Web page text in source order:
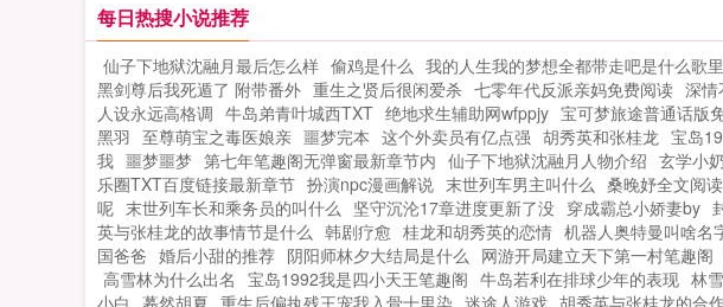
遗憾的机会...
每日热搜小说推荐
仙子下地狱沈融月最后怎么样 偷鸡是什么 我的人生我的梦想全都带走吧是什么歌
黑剑尊后我死遁了 附带番外 重生之贤后很闲爱杀 七零年代反派亲妈免费阅读 深情
人设永远高格调 牛岛弟青叶城西TXT 绝地求生辅助网wfppjy 宝可梦旅途普通话版
黑羽 至尊萌宝之毒医娘亲 噩梦完本 这个外卖员有亿点强 胡秀英和张桂龙 宝岛
我 噩梦噩梦 第七年笔趣阁无弹窗最新章节内 仙子下地狱沈融月人物介绍 玄学小
乐圈TXT百度链接最新章节 扮演npc漫画解说 末世列车男主叫什么 桑晚妤全文阅
呢 末世列车长和乘务员的叫什么 坚守沉沦17章进度更新了没 穿成霸总小娇妻by
英与张桂龙的故事情节是什么 韩剧疗愈 桂龙和胡秀英的恋情 机器人奥特曼叫啥名
国爸爸 婚后小甜的推荐 阴阳师林夕大结局是什么 网游开局建立天下第一村笔趣阁
高雪林为什么出名 宝岛1992我是四小天王笔趣阁 牛岛若利在排球少年的表现 林
小白 蓦然胡夏 重生后偏执残王宠我入骨十里染 迷途人游戏 胡秀英与张桂龙的合